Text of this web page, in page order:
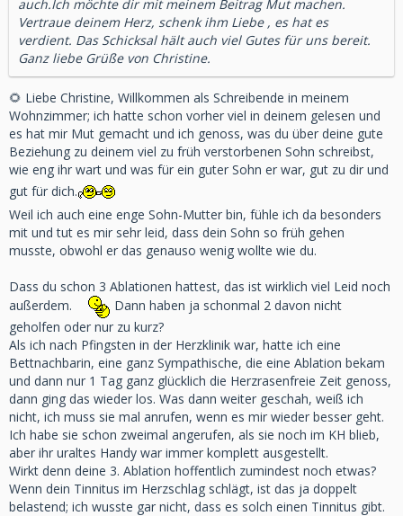
auch.Ich möchte dir mit meinem Beitrag Mut machen.
Vertraue deinem Herz, schenk ihm Liebe , es hat es
verdient. Das Schicksal hält auch viel Gutes für uns bereit.
Ganz liebe Grüße von Christine.
🌻 Liebe Christine, Willkommen als Schreibende in meinem
Wohnzimmer; ich hatte schon vorher viel in deinem gelesen und
es hat mir Mut gemacht und ich genoss, was du über deine gute
Beziehung zu deinem viel zu früh verstorbenen Sohn schreibst,
wie eng ihr wart und was für ein guter Sohn er war, gut zu dir und
gut für dich.
Weil ich auch eine enge Sohn-Mutter bin, fühle ich da besonders
mit und tut es mir sehr leid, dass dein Sohn so früh gehen
musste, obwohl er das genauso wenig wollte wie du.
Dass du schon 3 Ablationen hattest, das ist wirklich viel Leid noch
außerdem.
Dann haben ja schonmal 2 davon nicht
geholfen oder nur zu kurz?
Als ich nach Pfingsten in der Herzklinik war, hatte ich eine
Bettnachbarin, eine ganz Sympathische, die eine Ablation bekam
und dann nur 1 Tag ganz glücklich die Herzrasenfreie Zeit genoss,
dann ging das wieder los. Was dann weiter geschah, weiß ich
nicht, ich muss sie mal anrufen, wenn es mir wieder besser geht.
Ich habe sie schon zweimal angerufen, als sie noch im KH blieb,
aber ihr uraltes Handy war immer komplett ausgestellt.
Wirkt denn deine 3. Ablation hoffentlich zumindest noch etwas?
Wenn dein Tinnitus im Herzschlag schlägt, ist das ja doppelt
belastend; ich wusste gar nicht, dass es solch einen Tinnitus gibt.